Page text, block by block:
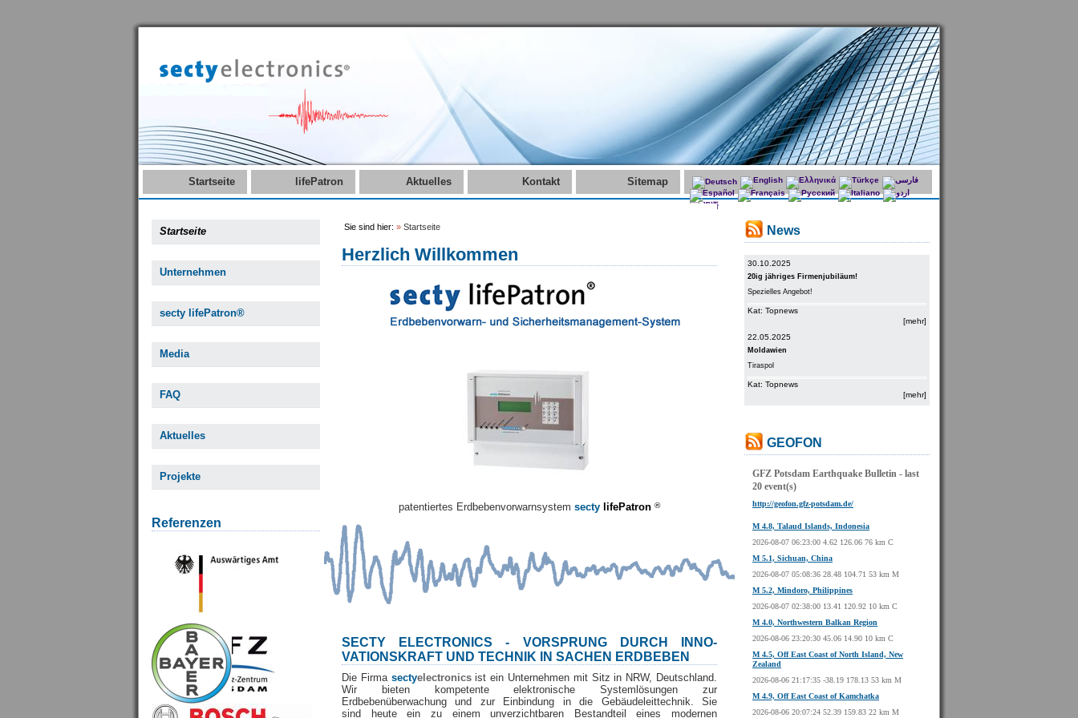
Startseite lifePatron Aktuelles Kontakt Sitemap
Startseite
Unternehmen
secty lifePatron®
Media
FAQ
Aktuelles
Projekte
Referenzen
Sie sind hier: » Startseite
Herzlich Willkommen
patentiertes Erdbebenvorwarnsystem secty lifePatron ®
SECTY ELECTRONICS - VORSPRUNG DURCH INNO-
VATIONSKRAFT UND TECHNIK IN SACHEN ERDBEBEN
Die Firma sectyelectronicsist ein Unternehmen mit Sitz in NRW, Deutschland.
Wir bieten kompetente elektronische Systemlösungen zur
Erdbebenüberwachung und zur Einbindung in die Gebäudeleittechnik. Sie
sind heute ein zu einem unverzichtbaren Bestandteil eines modernen
News
30.10.2025
20ig jähriges Firmenjubiläum!
Spezielles Angebot!
Kat: Topnews
[mehr]
22.05.2025
Moldawien
Tiraspol
Kat: Topnews
[mehr]
GEOFON
GFZ Potsdam Earthquake Bulletin - last
20 event(s)
http://geofon.gfz-potsdam.de/
M 4.8, Talaud Islands, Indonesia
2026-08-07 06:23:00 4.62 126.06 76 km C
M 5.1, Sichuan, China
2026-08-07 05:08:36 28.48 104.71 53 km M
M 5.2, Mindoro, Philippines
2026-08-07 02:38:00 13.41 120.92 10 km C
M 4.0, Northwestern Balkan Region
2026-08-06 23:20:30 45.06 14.90 10 km C
M 4.5, Off East Coast of North Island, New
Zealand
2026-08-06 21:17:35 -38.19 178.13 53 km M
M 4.9, Off East Coast of Kamchatka
2026-08-06 20:07:24 52.39 159.83 22 km M